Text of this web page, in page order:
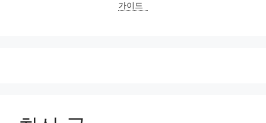
가이드